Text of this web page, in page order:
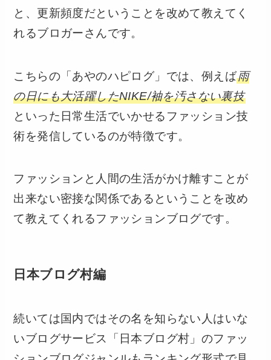
と、更新頻度だということを改めて教えてく
れるブロガーさんです。
こちらの「あやのハピログ」では、例えば雨
の日にも大活躍したNIKE/袖を汚さない裏技
といった日常生活でいかせるファッション技
術を発信しているのが特徴です。
ファッションと人間の生活がかけ離すことが
出来ない密接な関係であるということを改め
て教えてくれるファッションブログです。
日本ブログ村編
続いては国内ではその名を知らない人はいな
いブログサービス「日本ブログ村」のファッ